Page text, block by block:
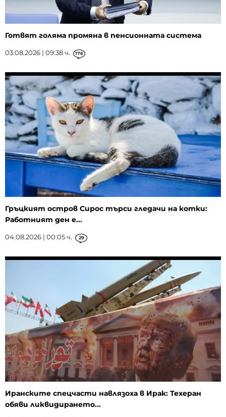
Готвят голяма промяна в пенсионната система
03.08.2026 | 09:38 ч. 176
Гръцкият остров Сирос търси гледачи на котки:
Работният ден е...
04.08.2026 | 00:05 ч. 29
Иранските спецчасти навлязоха в Ирак: Техеран
обяви ликвидирането...